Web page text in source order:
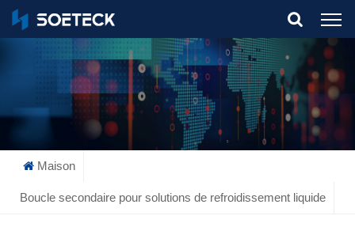
What Are You Looking For?
Maison
Boucle secondaire pour solutions de refroidissement liquide